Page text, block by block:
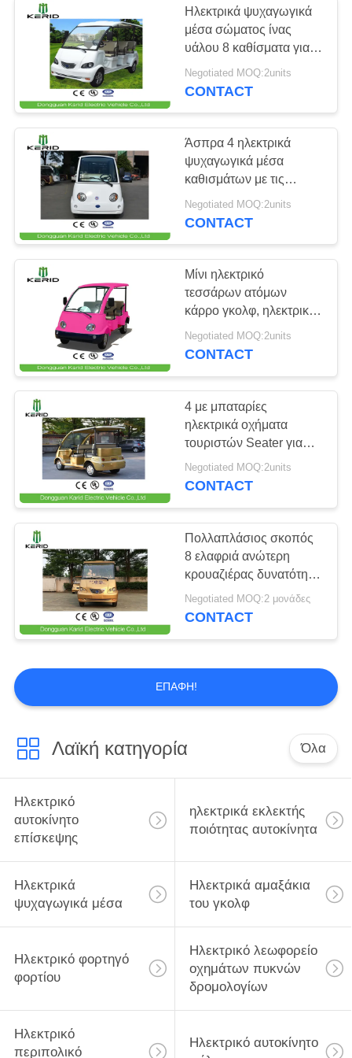
Ηλεκτρικά ψυχαγωγικά
μέσα σώματος ίνας
υάλου 8 καθίσματα για
τη δημόσια περιοχή
Negotiated MOQ:2units
CONTACT
Άσπρα 4 ηλεκτρικά
ψυχαγωγικά μέσα
καθισμάτων με τις
ελεύθερες μπαταρίες
συντήρησης
Negotiated MOQ:2units
CONTACT
Μίνι ηλεκτρικό
τεσσάρων ατόμων
κάρρο γκολφ, ηλεκτρικό
αυτοκίνητο τουριστών
για την οδό
Negotiated MOQ:2units
CONTACT
4 με μπαταρίες
ηλεκτρικά οχήματα
τουριστών Seater για
την ακίνητη περιουσία,
λούνα παρκ
Negotiated MOQ:2units
CONTACT
Πολλαπλάσιος σκοπός
8 ελαφριά ανώτερη
κρουαζιέρας δυνατότητα
λεωφορείων οχημάτων
πυκνών δρομολογίων
Negotiated MOQ:2 μονάδες
CONTACT
ΕΠΑΦΉ!
Λαϊκή κατηγορία Όλα
Ηλεκτρικό
αυτοκίνητο
επίσκεψης
ηλεκτρικά εκλεκτής
ποιότητας αυτοκίνητα
Ηλεκτρικά
ψυχαγωγικά μέσα
Ηλεκτρικά αμαξάκια
του γκολφ
Ηλεκτρικό φορτηγό
φορτίου
Ηλεκτρικό λεωφορείο
οχημάτων πυκνών
δρομολογίων
Ηλεκτρικό
περιπολικό
Ηλεκτρικό αυτοκίνητο